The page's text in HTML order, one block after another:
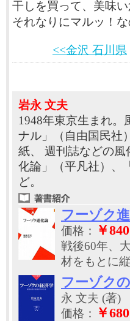
干しを買って、美味
それなりにマルッ！な
<<金沢 石川県
岩永 文夫
1948年東京生まれ。
ナル」（自由国民社
紙、 週刊誌などの
化論」（平凡社）、
ど。
フーゾク
価格：
￥840
戦後60年、
材をもとに
フーゾク
永 文夫 (著)
価格：
￥680